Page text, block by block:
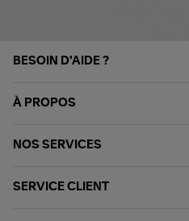
BESOIN D'AIDE ?
À PROPOS
NOS SERVICES
SERVICE CLIENT